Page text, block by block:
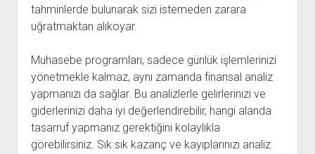
tahminlerde bulunarak sizi istemeden zarara
uğratmaktan alıkoyar.
Muhasebe programları, sadece günlük işlemlerinizi
yönetmekle kalmaz, aynı zamanda finansal analiz
yapmanızı da sağlar. Bu analizlerle gelirlerinizi ve
giderlerinizi daha iyi değerlendirebilir, hangi alanda
tasarruf yapmanız gerektiğini kolaylıkla
görebilirsiniz. Sık sık kazanç ve kayıplarınızı analiz